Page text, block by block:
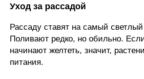
Уход за рассадой
Рассаду ставят на самый светлый
Поливают редко, но обильно.
начинают желтеть, значит,
питания.